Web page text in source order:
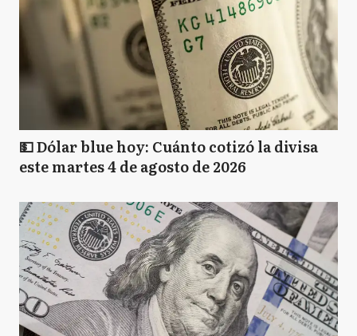
💵 Dólar blue hoy: Cuánto cotizó la divisa
este martes 4 de agosto de 2026